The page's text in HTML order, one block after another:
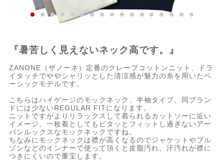
『暑苦しく見えないネック高です。』
ZANONE（ザノーネ）定番のクレープコットンニット、ドラ
イタッチでややシャリッとした清涼感が魅力の糸を用いたベ
ーシックモデルです。
こちらはハイゲージのモックネック、半袖タイプ、同ブラン
ドには少ないREGULAR FITになります。
ニットですがよりリラックスして着られるカットソーに近い
イメージ。一枚着としてもピタッとフィットし過ぎないアー
バンルックスなモックネックですね。
ちなみにモックネックは襟が高くなるのでジャケットやブル
ゾンなどのインナーで使って頂くと皮脂汚れ、汗汚れが襟に
つきにくいので重宝します。